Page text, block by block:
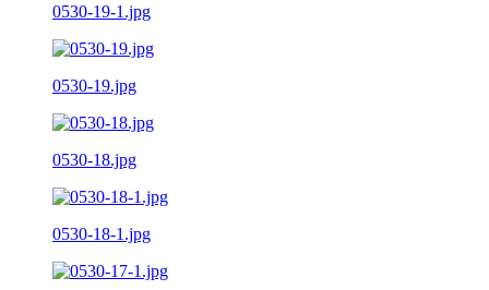
0530-19-1.jpg
0530-19.jpg
0530-18.jpg
0530-18-1.jpg